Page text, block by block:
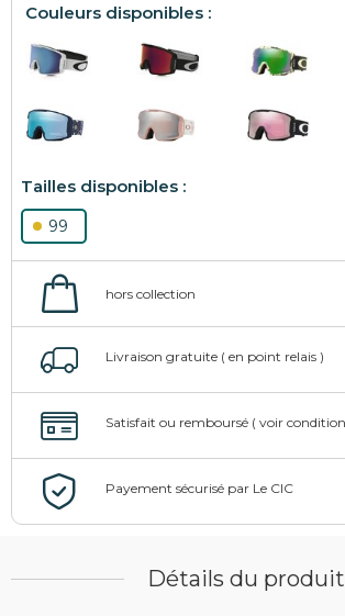
99
Détails du produit